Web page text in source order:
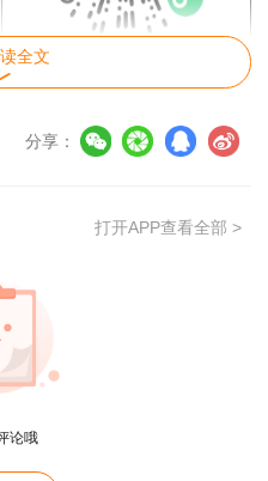
一造补考考后估分
全文
分享：
打开APP查看全部 >
论哦